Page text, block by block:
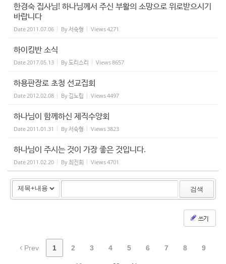
한경숙 집사님! 하나님께서 주신 부활의 소망으로 위로받으시기
바랍니다
Date2011.07.06 By서숙형 Views4271
하이킹반 소식
Date2017.05.13 By도리스리 Views8657
하용판장로 초청 선교집회
Date2012.02.08 By 김노립 Views4497
하나님이 함께하신 제직수양회
Date2011.01.31 By서숙형 Views3823
하나님이 주시는 것이 가장 좋은 것입니다.
Date2011.02.20 By최진희 Views4701
검색
쓰기
Prev 1 2 3 4 5 6 7 8 9